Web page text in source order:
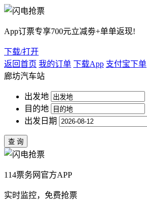
App订票专享700元立减劵+单单返现!
下载/打开
返回首页 我的订单 下载App 支付宝下单
廊坊汽车站
出发地
目的地
出发日期
114票务网官方APP
实时监控，免费抢票